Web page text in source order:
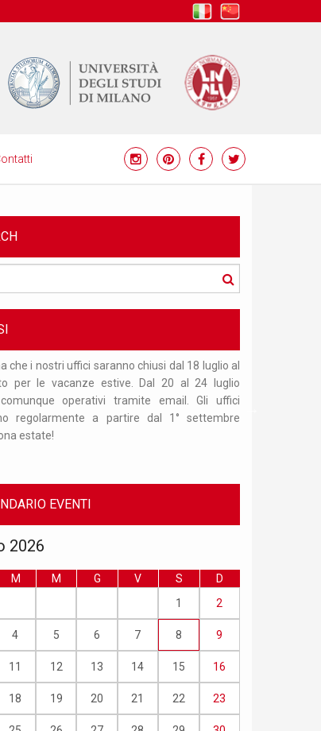
Cerca
che i nostri uffici saranno chiusi dal 18 luglio al
per le vacanze estive. Dal 20 al 24 luglio
operativi tramite email. Gli uffici
regolarmente a partire dal 1° settembre
estate!
EVENTI
2026
M M G V S
D
1
2
4 5 6 7 8 9
11 12 13 14 15 16
18 19 20 21 22 23